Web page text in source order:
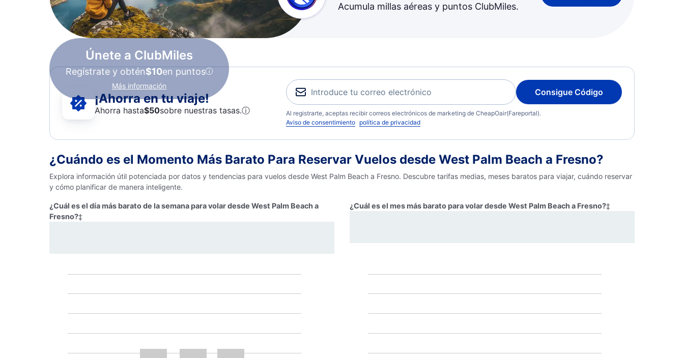
Únete a ClubMiles
Regístrate y obtén$10en puntos
Más información
Acumula millas aéreas y puntos ClubMiles.
¡Ahorra en tu viaje!
Ahorra hasta$50sobre nuestras tasas.ⓘ
Consigue Código
Al registrarte, aceptas recibir correos electrónicos de marketing de CheapOair(Fareportal).
Aviso de consentimiento política de privacidad
¿Cuándo es el Momento Más Barato Para Reservar Vuelos desde West Palm Beach a Fresno?
Explora información útil potenciada por datos y tendencias para vuelos desde West Palm Beach a Fresno. Descubre tarifas medias, meses baratos para viajar, cuándo reservar
y cómo planificar de manera inteligente.
¿Cuál es el día más barato de la semana para volar desde West Palm Beach a
Fresno?‡
¿Cuál es el mes más barato para volar desde West Palm Beach a Fresno?‡